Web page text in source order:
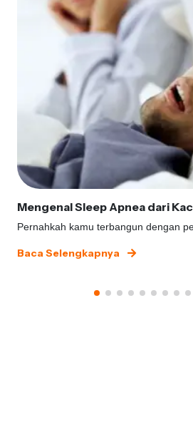
Pernahkah kamu terbangun dengan
Baca Selengkapnya